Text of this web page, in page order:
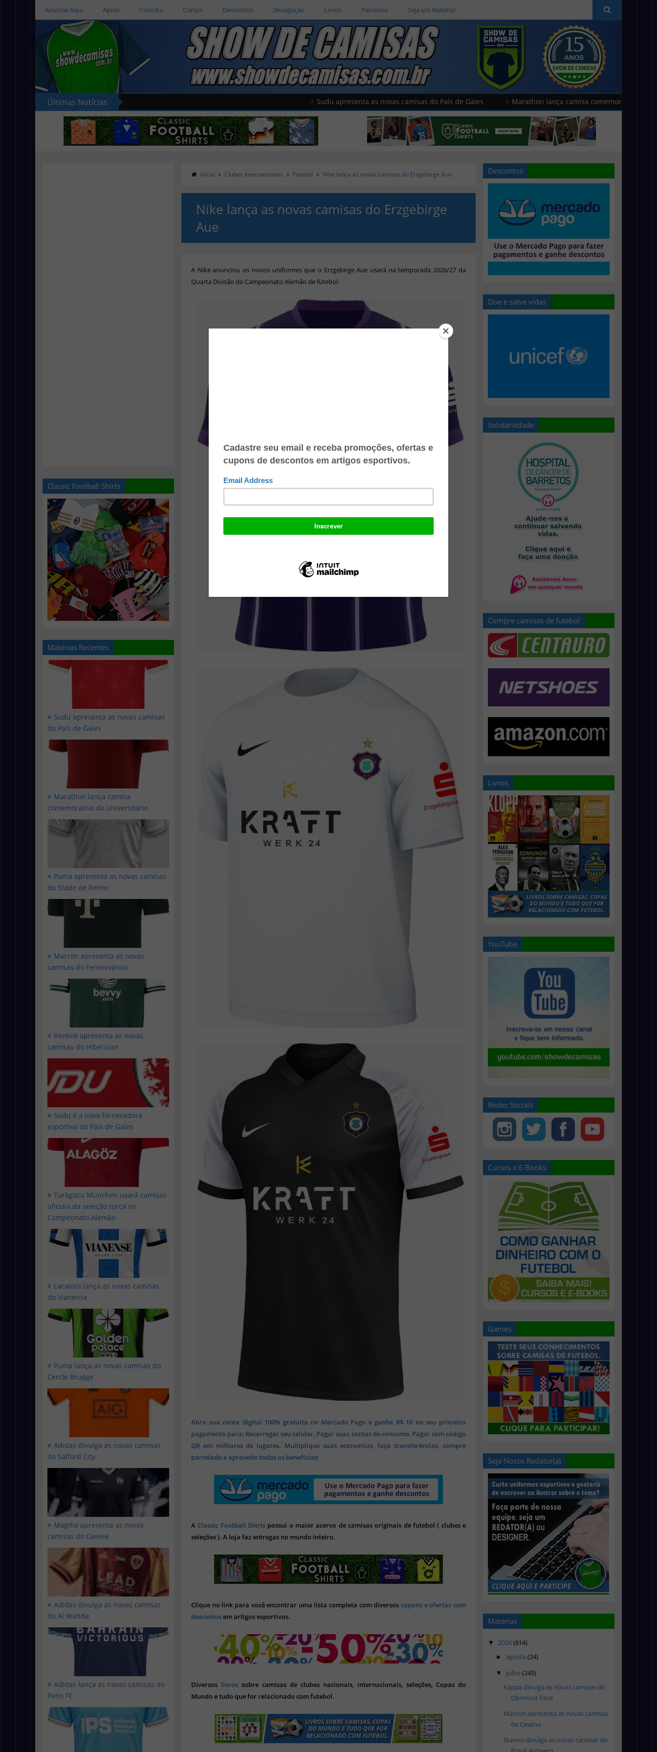
Anuncie Aqui Apoio Contato Cursos Descontos Divulgação Livros Parceiros Seja um Redator
Últimas Notícias Sudu apresenta as novas camisas do País de Gales
Marathon lança camisa comemorativa do Universitario
camisas do Salford City
Classic Football Shirts
Matérias Recentes
Sudu apresenta as novas camisas
do País de Gales
Marathon lança camisa
comemorativa do Universitario
Puma apresenta as novas camisas
do Stade de Reims
Macron apresenta as novas
camisas do Ferencvárosi
Reebok apresenta as novas
camisas do Hibernian
Sudu é a nova fornecedora
esportiva do País de Gales
Türkgücü München usará camisas
oficiais da seleção turca no
Campeonato Alemão
Lacatoni lança as novas camisas
do Vianense
Puma lança as novas camisas do
Cercle Brugge
Adidas divulga as novas camisas
do Salford City
Magma apresenta as novas
camisas do Cavese
Adidas divulga as novas camisas
do Al Wahda
Adidas lança as novas camisas do
Paris FC
Início Clubes Internacionais Futebol Nike lança as novas camisas do Erzgebirge Aue
Nike lança as novas camisas do Erzgebirge
Aue
A Nike anunciou os novos uniformes que o Erzgebirge Aue usará na temporada 2026/27 da
Quarta Divisão do Campeonato Alemão de futebol.
Abra sua conta digital 100% gratuita no Mercado Pago e ganhe R$ 10 no seu primeiro
pagamento para: Recarregar seu celular, Pagar suas contas de consumo, Pagar com código
QR em milhares de lugares. Multiplique suas economias, faça transferências, compre
parcelado e aproveite todos os benefícios!
A Classic Football Shirts possui o maior acervo de camisas originais de futebol ( clubes e
seleções ). A loja faz entregas no mundo inteiro.
Clique no link para você encontrar uma lista completa com diversoscupons e ofertas com
descontosem artigos esportivos.
Diversos livros sobre camisas de clubes nacionais, internacionais, seleções, Copas do
Mundo e tudo que for relacionado com futebol.
Descontos
Doe e salve vidas
Solidariedade
Compre camisas de futebol
Livros
YouTube
Redes Sociais
Cursos e E-Books
Games
Seja Nosso Redator(a)
Matérias
▼ 2026(814)
► agosto (24)
▼ julho (245)
Kappa divulga as novas camisas do
Clermont Foot
Macron apresenta as novas camisas
da Cesena
Stanno divulga as novas camisas do